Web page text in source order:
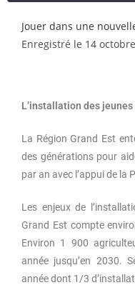
Jouer dans une
Enregistré le 14
L’installation des
La Région Grand Est
des générations pour
par an avec l’appui de la
Les enjeux de
Grand Est compte
Environ 1 900
année jusqu’en 2030.
année dont 1/3